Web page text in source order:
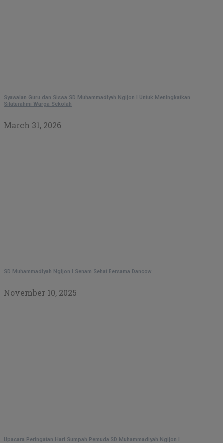
Syawalan Guru dan Siswa SD Muhammadiyah Ngijon I Untuk Meningkatkan
Silaturahmi Warga Sekolah
March 31, 2026
SD Muhammadiyah Ngijon I Senam Sehat Bersama Dancow
November 10, 2025
Upacara Peringatan Hari Sumpah Pemuda SD Muhammadiyah Ngijon I